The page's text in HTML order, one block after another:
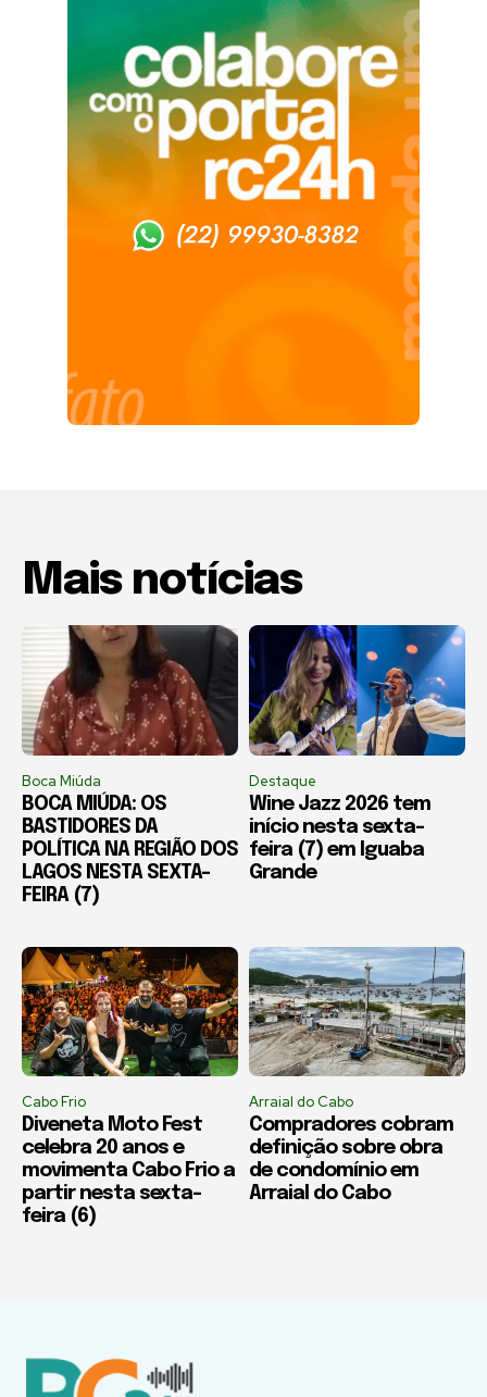
Mais notícias
Boca Miúda
BOCA MIÚDA: OS
BASTIDORES DA
POLÍTICA NA REGIÃO DOS
LAGOS NESTA SEXTA-
FEIRA (7)
Destaque
Wine Jazz 2026 tem
início nesta sexta-
feira (7) em Iguaba
Grande
Cabo Frio
Diveneta Moto Fest
celebra 20 anos e
movimenta Cabo Frio a
partir nesta sexta-
feira (6)
Arraial do Cabo
Compradores cobram
definição sobre obra
de condomínio em
Arraial do Cabo